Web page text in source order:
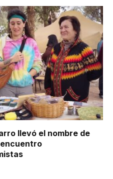
llevó el nombre de